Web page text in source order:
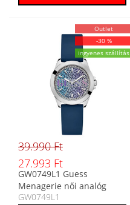
Outlet
-30 %
ingyenes szállítás
39.990 Ft
27.993 Ft
GW0749L1 Guess
Menagerie női analóg
karóra
GW0749L1